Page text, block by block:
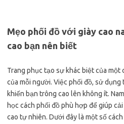
Mẹo phối đồ với giày cao
cao bạn nên biết
Trang phục tạo sự khác biệt của
của mỗi người. Việc phối đồ, sử
khiến bạn trông cao lên không ít.
học cách phối đồ phù hợp để giúp
cao tự nhiên. Dưới đây là một số